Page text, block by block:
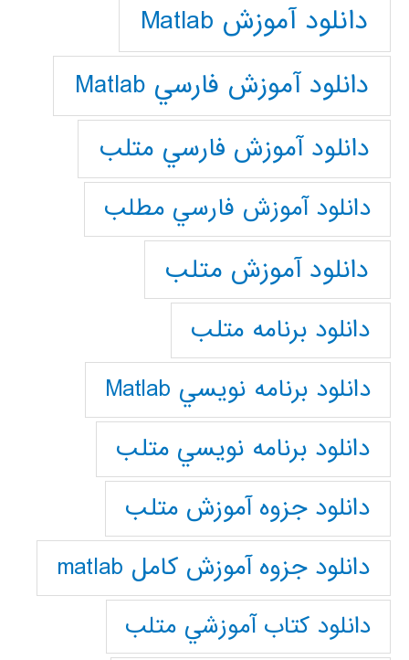
دانلود آموزش Matlab
دانلود آموزش فارسي Matlab
دانلود آموزش فارسي متلب
دانلود آموزش فارسي مطلب
دانلود آموزش متلب
دانلود برنامه متلب
دانلود برنامه نويسي Matlab
دانلود برنامه نويسي متلب
دانلود جزوه آموزش متلب
دانلود جزوه آموزش کامل matlab
دانلود كتاب آموزشي متلب